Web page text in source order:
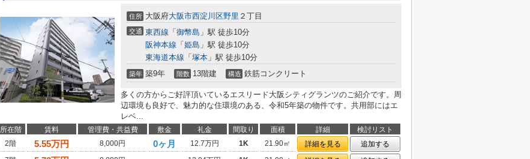
住所 大阪府大阪市西淀川区野里 ２丁目
交通 東西線 「 御幣島 」駅 徒歩10分
阪神本線 「 姫島 」駅 徒歩10分
東海道本線 「 塚本 」駅 徒歩10分
築年 築9年 階数 13階建 構造 鉄筋コンクリート
多くの方からご好評頂いているエスリード大阪シティグランツのご紹介です。周
辺環境も良好で、魅力的な住環境のある、令和5年築の物件です。共用部にはエ
レベ...
所在階 賃料 管理費・共益費 敷金 礼金 間取り 面積 詳細
検討リスト
2階
5.55万円 8,000円 0ヶ月 12.7万円 1K 21.90㎡ 詳細を見る
追加する